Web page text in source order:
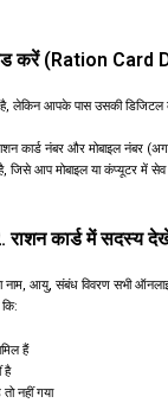
करें (Ration
लेकिन आपके पास उसकी डिजिटल
कार्ड नंबर और मोबाइल नंबर
जिसे आप मोबाइल या कंप्यूटर में
राशन कार्ड में सदस्य
नाम, आयु, संबंध विवरण सभी
हैं
है
नहीं गया